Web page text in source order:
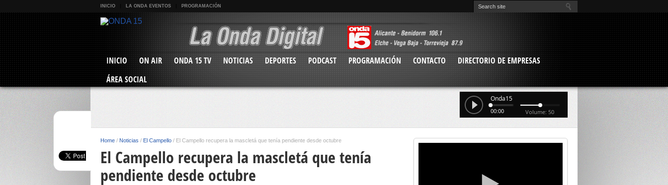
INICIO LA ONDA EVENTOS PROGRAMACIÓN
INICIO ON AIR ONDA 15 TV NOTICIAS DEPORTES PODCAST PROGRAMACIÓN CONTACTO
DIRECTORIO DE EMPRESAS
ÁREA SOCIAL
Onda15
00:00 Volume: 50
Home / Noticias / El Campello / El Campello recupera la mascletá que tenía pendiente desde octubre
El Campello recupera la mascletá que tenía
pendiente desde octubre